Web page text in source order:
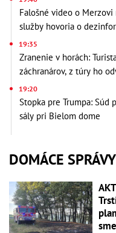
Falošné video o
služby hovoria o
19:35
Zranenie v horách:
záchranárov, z túry ho
19:20
Stopka pre Trumpa: Súd
sály pri Bielom dome
DOMÁCE SPRÁVY